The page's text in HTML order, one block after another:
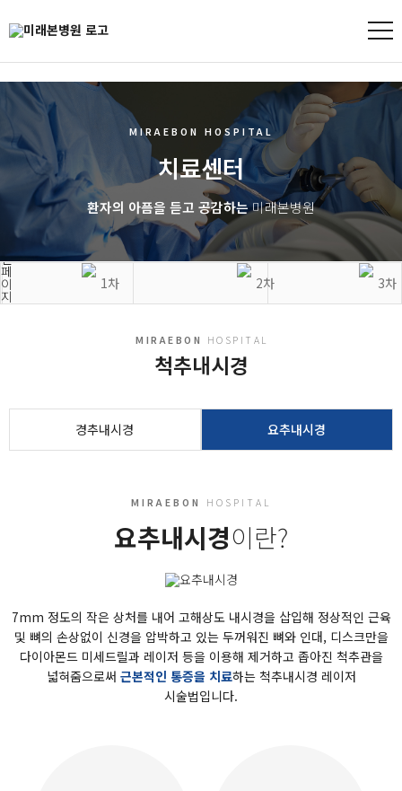
MIRAEBON HOSPITAL
치료센터
환자의 아픔을 듣고 공감하는미래본병원
MIRAEBON HOSPITAL
척추내시경
경추내시경 요추내시경
MIRAEBON HOSPITAL
요추내시경이란?
7mm 정도의 작은 상처를 내어 고해상도 내시경을 삽입해 정상적인 근육
및 뼈의 손상없이 신경을 압박하고 있는 두꺼워진 뼈와 인대, 디스크만을
다이아몬드 미세드릴과 레이저 등을 이용해 제거하고 좁아진 척추관을
넓혀줌으로써 근본적인 통증을 치료하는 척추내시경 레이저
시술법입니다.